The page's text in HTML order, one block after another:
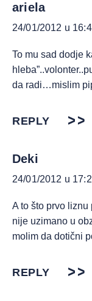
ariela
24/01/2012 u
To mu sad dodje
da radi…mislim
REPLY
Deki
24/01/2012 u
A to što prvo
nije uzimano u
molim da dotični
REPLY